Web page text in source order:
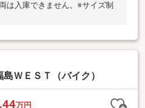
は入庫できません。※サイズ制
ＷＥＳＴ（バイク）
万円